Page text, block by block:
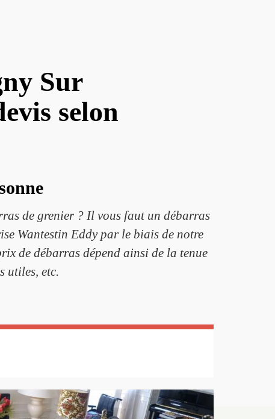
Sur
selon
de grenier ? Il vous faut un débarras
Wantestin Eddy par le biais de notre
de débarras dépend ainsi de la tenue
utiles, etc.